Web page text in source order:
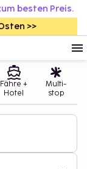
besten Preis.
>>
Fähre +
Hotel
Multi-
stop